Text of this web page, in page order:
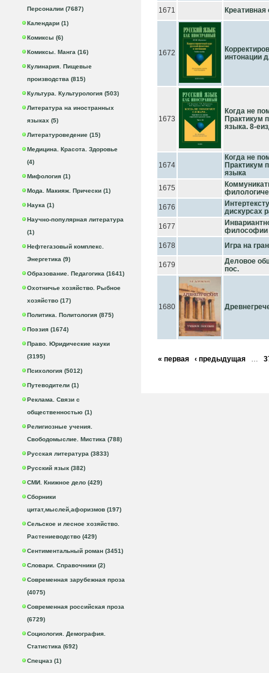
Персоналии (7687)
Календари (1)
Комиксы (6)
Комиксы. Манга (16)
Кулинария. Пищевые
производства (815)
Культура. Культурология (503)
Литература на иностранных
языках (5)
Литературоведение (15)
Медицина. Красота. Здоровье
(4)
Мифология (1)
Мода. Макияж. Прически (1)
Наука (1)
Научно-популярная литература
(1)
Нефтегазовый комплекс.
Энергетика (9)
Образование. Педагогика (1641)
Охотничье хозяйство. Рыбное
хозяйство (17)
Политика. Политология (875)
Поэзия (1674)
Право. Юридические науки
(3195)
Психология (5012)
Путеводители (1)
Реклама. Связи с
общественностью (1)
Религиозные учения.
Свободомыслие. Мистика (788)
Русская литература (3833)
Русский язык (382)
СМИ. Книжное дело (429)
Сборники
цитат,мыслей,афоризмов (197)
Сельское и лесное хозяйство.
Растениеводство (429)
Сентиментальный роман (3451)
Словари. Справочники (2)
Современная зарубежная проза
(4075)
Современная российская проза
(6729)
Социология. Демография.
Статистика (692)
Спецназ (1)
1671 Креативная
1672
интонации
1673
Когда не
Практикум
языка. 8-
1674
Когда не
Практикум
языка
1675
1676
дискурсах
1677
философии
1678
Игра на
1679
Деловое
пос.
1680
« первая ‹ предыдущая …